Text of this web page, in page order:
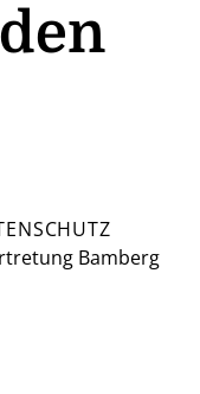
Bamberg